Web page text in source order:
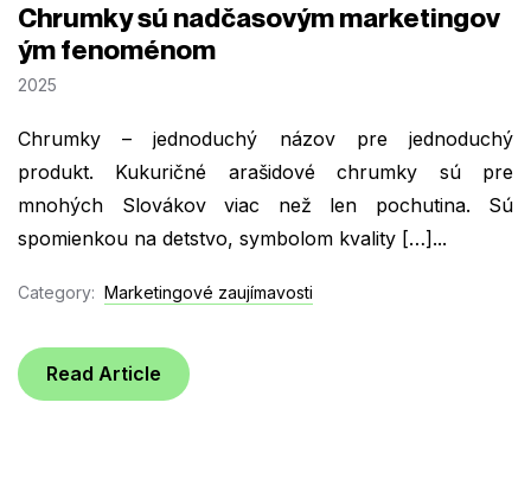
Chrumky sú nadčasovým marketingov
ým fenoménom
2025
Chrumky – jednoduchý názov pre jednoduchý
produkt. Kukuričné arašidové chrumky sú pre
mnohých Slovákov viac než len pochutina. Sú
spomienkou na detstvo, symbolom kvality […]...
Category: Marketingové zaujímavosti
Read Article